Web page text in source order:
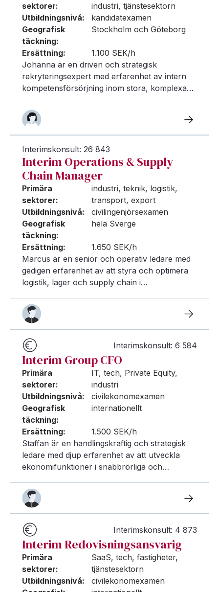
sektorer:
industri, tjänstesektorn
Utbildningsnivå:
kandidatexamen
Geografisk
täckning:
Stockholm och Göteborg
Ersättning:
1.100 SEK/h
Johanna är en driven och strategisk
rekryteringsexpert med erfarenhet av intern
kompetensförsörjning inom stora, komplexa…
Interimskonsult: 26 843
Interim Operations & Supply
Chain Manager
Primära
sektorer:
industri, teknik, logistik,
transport, export
Utbildningsnivå:
civilingenjörsexamen
Geografisk
täckning:
hela Sverge
Ersättning:
1.650 SEK/h
Marcus är en senior och operativ ledare med
gedigen erfarenhet av att styra och optimera
logistik, lager och supply chain i…
Interimskonsult: 6 584
Interim Group CFO
Primära
sektorer:
IT, tech, Private Equity,
industri
Utbildningsnivå:
civilekonomexamen
Geografisk
täckning:
internationellt
Ersättning:
1.500 SEK/h
Staffan är en handlingskraftig och strategisk
ledare med djup erfarenhet av att utveckla
ekonomifunktioner i snabbrörliga och…
Interimskonsult: 4 873
Interim Redovisningsansvarig
Primära
sektorer:
SaaS, tech, fastigheter,
tjänstesektorn
Utbildningsnivå:
civilekonomexamen